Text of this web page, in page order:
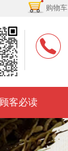
购物车
顾客必读